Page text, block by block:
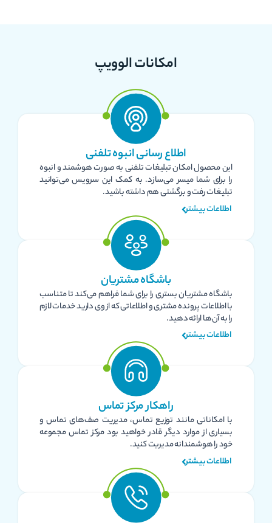
امکانات الوویپ
اطلاع رسانی انبوه تلفنی
این محصول امکان تبلیغات تلفنی به صورت هوشمند و انبوه
را برای شما میسر می‌سازد. به کمک این سرویس می‌توانید
تبلیغات رفت و برگشتی هم داشته باشید.
اطلاعات بیشتر
باشگاه مشتریان
باشگاه مشتریان بستری را برای شما فراهم می‌کند تا متناسب
با اطلاعات پرونده مشتری و اطلاعاتی که از وی دارید خدمات لازم
را به آن‌ها ارائه دهید.
اطلاعات بیشتر
راهکار مرکز تماس
با امکاناتی مانند توزیع تماس، مدیریت صف‌های تماس و
بسیاری از موارد دیگر قادر خواهید بود مرکز تماس مجموعه
خود را هوشمندانه مدیریت کنید.
اطلاعات بیشتر